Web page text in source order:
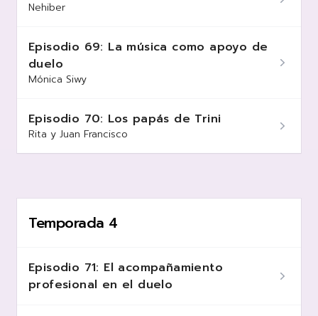
Nehiber
Episodio 69: La música como apoyo de
duelo
Mónica Siwy
Episodio 70: Los papás de Trini
Rita y Juan Francisco
Temporada 4
Episodio 71: El acompañamiento
profesional en el duelo